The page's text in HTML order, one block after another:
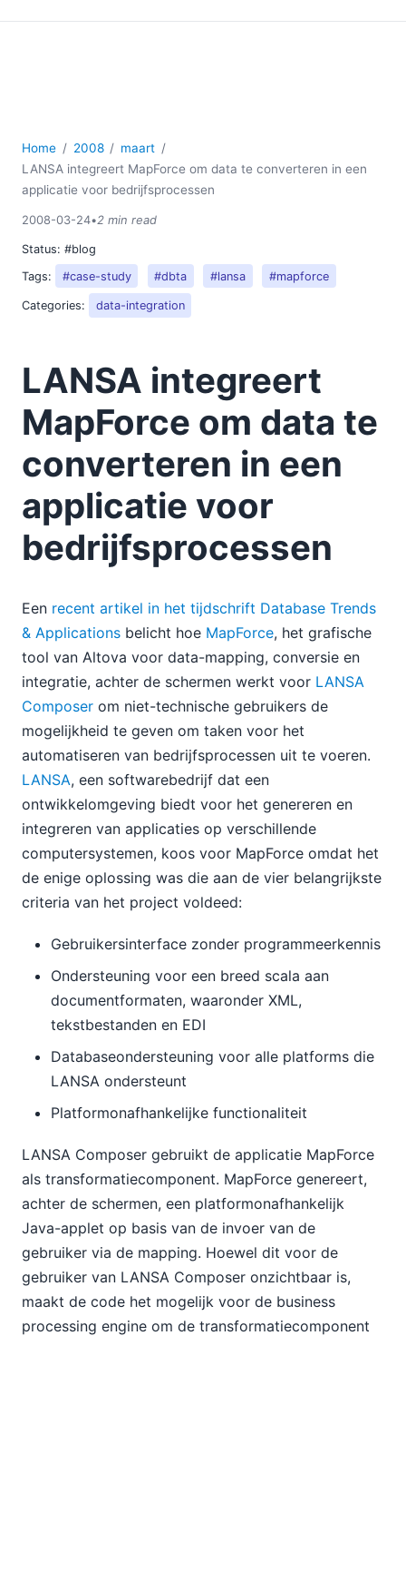
2010
2009
2008
03
Het gebruik van TrueType-lettertypen voor het
genereren van PDF-bestanden met StyleVision
LANSA integreert MapForce om data te converteren in
een applicatie voor bedrijfsprocessen
04
05
06
08
09
10
11
Home 2008
maart
LANSA integreert MapForce om data te converteren in een
applicatie voor bedrijfsprocessen
2008-03-24•2 min read
Status: #blog
Tags:
#case-study #dbta #lansa #mapforce
Categories: data-integration
LANSA integreert
MapForce om data te
converteren in een
applicatie voor
bedrijfsprocessen
Een recent artikel in het tijdschrift Database Trends
& Applications belicht hoe MapForce, het grafische
tool van Altova voor data-mapping, conversie en
integratie, achter de schermen werkt voor LANSA
Composer om niet-technische gebruikers de
mogelijkheid te geven om taken voor het
automatiseren van bedrijfsprocessen uit te voeren.
LANSA, een softwarebedrijf dat een
ontwikkelomgeving biedt voor het genereren en
integreren van applicaties op verschillende
computersystemen, koos voor MapForce omdat het
de enige oplossing was die aan de vier belangrijkste
criteria van het project voldeed:
Gebruikersinterface zonder programmeerkennis
Ondersteuning voor een breed scala aan
documentformaten, waaronder XML,
tekstbestanden en EDI
Databaseondersteuning voor alle platforms die
LANSA ondersteunt
Platformonafhankelijke functionaliteit
LANSA Composer gebruikt de applicatie MapForce
als transformatiecomponent. MapForce genereert,
achter de schermen, een platformonafhankelijk
Java-applet op basis van de invoer van de
gebruiker via de mapping. Hoewel dit voor de
gebruiker van LANSA Composer onzichtbaar is,
maakt de code het mogelijk voor de business
processing engine om de transformatiecomponent